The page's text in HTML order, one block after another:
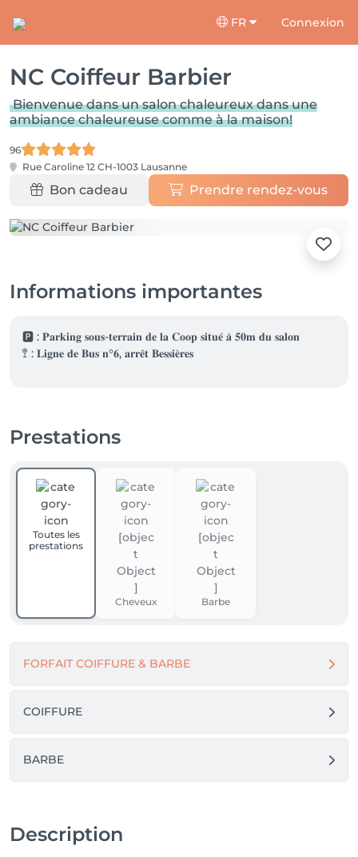
FR Connexion
NC Coiffeur Barbier
Bienvenue dans un salon chaleureux dans une
ambiance chaleureuse comme à la maison!
96
Rue Caroline 12 CH-1003 Lausanne
Bon cadeau Prendre rendez-vous
Informations importantes
🅿️ : 𝐏𝐚𝐫𝐤𝐢𝐧𝐠 𝐬𝐨𝐮𝐬-𝐭𝐞𝐫𝐫𝐚𝐢𝐧 𝐝𝐞 𝐥𝐚 𝐂𝐨𝐨𝐩 𝐬𝐢𝐭𝐮𝐞́ 𝐚̀ 𝟓𝟎𝐦 𝐝𝐮 𝐬𝐚𝐥𝐨𝐧
🚏 : 𝐋𝐢𝐠𝐧𝐞 𝐝𝐞 𝐁𝐮𝐬 𝐧°𝟔, 𝐚𝐫𝐫𝐞̂𝐭 𝐁𝐞𝐬𝐬𝐢𝐞̀𝐫𝐞𝐬
Prestations
Toutes les
prestations
Cheveux Barbe
FORFAIT COIFFURE & BARBE
COIFFURE
BARBE
Description